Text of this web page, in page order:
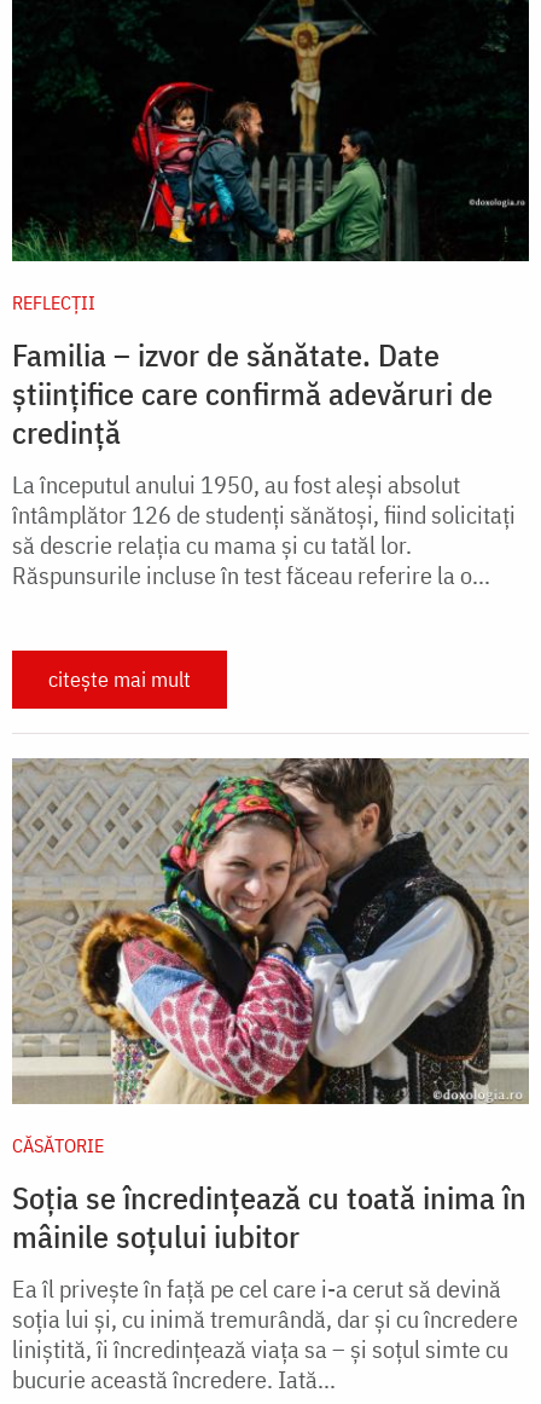
REFLECȚII
Familia – izvor de sănătate. Date
științifice care confirmă adevăruri de
credință
La începutul anului 1950, au fost aleşi absolut
întâmplător 126 de studenţi sănătoşi, fiind solicitaţi
să descrie relaţia cu mama şi cu tatăl lor.
Răspunsurile incluse în test făceau referire la o...
citește mai mult
CĂSĂTORIE
Soția se încredințează cu toată inima în
mâinile soțului iubitor
Ea îl priveşte în faţă pe cel care i-a cerut să devină
soţia lui şi, cu inimă tremurândă, dar şi cu încredere
liniştită, îi încredinţează viaţa sa – şi soţul simte cu
bucurie această încredere. Iată...